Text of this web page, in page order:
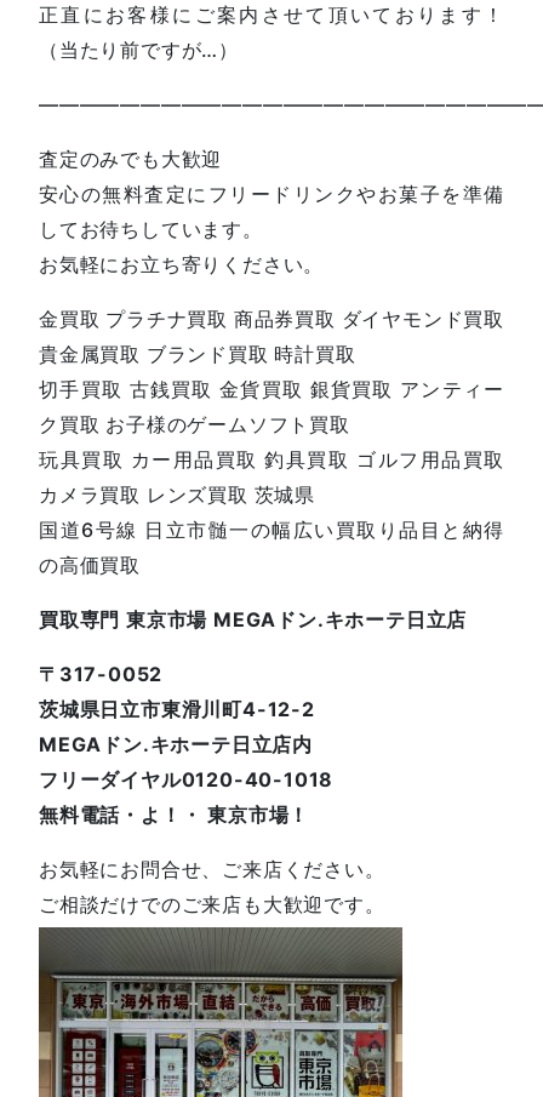
正直にお客様にご案内させて頂いております！
（当たり前ですが…）
査定のみでも大歓迎
安心の無料査定にフリードリンクやお菓子を準備
してお待ちしています。
お気軽にお立ち寄りください。
金買取 プラチナ買取 商品券買取 ダイヤモンド買取
貴金属買取 ブランド買取 時計買取
切手買取 古銭買取 金貨買取 銀貨買取 アンティー
ク買取 お子様のゲームソフト買取
玩具買取 カー用品買取 釣具買取 ゴルフ用品買取
カメラ買取 レンズ買取 茨城県
国道6号線 日立市髄一の幅広い買取り品目と納得
の高価買取
買取専門 東京市場 MEGAドン.キホーテ日立店
〒317-0052
茨城県日立市東滑川町4-12-2
MEGAドン.キホーテ日立店内
フリーダイヤル0120-40-1018
無料電話・よ！・ 東京市場！
お気軽にお問合せ、ご来店ください。
ご相談だけでのご来店も大歓迎です。